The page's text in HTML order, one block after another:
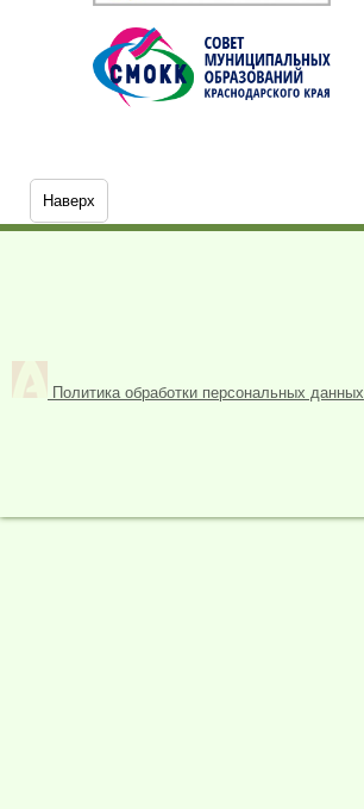
Наверх
Политика обработки персональных данных